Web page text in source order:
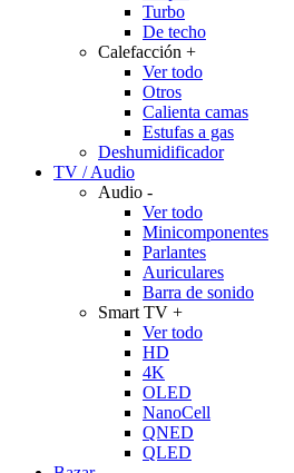
Turbo
De techo
Calefacción +
Ver todo
Otros
Calienta camas
Estufas a gas
Deshumidificador
TV / Audio
Audio -
Ver todo
Minicomponentes
Parlantes
Auriculares
Barra de sonido
Smart TV +
Ver todo
HD
4K
OLED
NanoCell
QNED
QLED